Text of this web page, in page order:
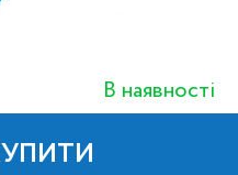
В наявності